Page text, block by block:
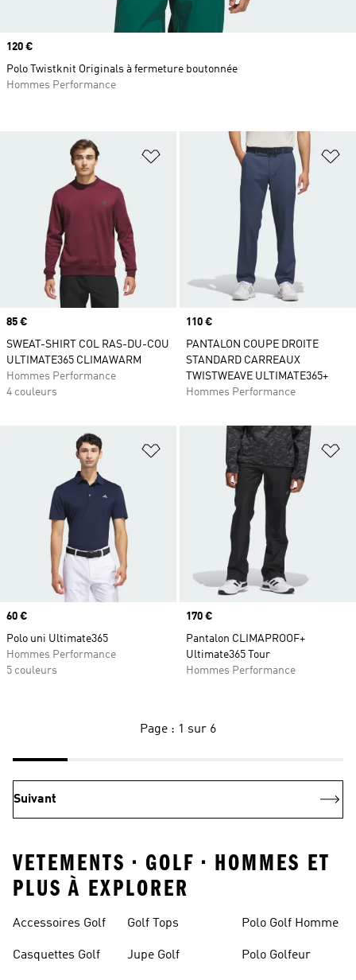
Ajouter à la Liste de produits
Prix
85 €
SWEAT-SHIRT COL RAS-DU-COU
ULTIMATE365 CLIMAWARM
Hommes Performance
4 couleurs
Prix
110 €
PANTALON COUPE DROITE
STANDARD CARREAUX
TWISTWEAVE ULTIMATE365+
Hommes Performance
Ajouter à la Liste de produits
Prix
60 €
Polo uni Ultimate365
Hommes Performance
5 couleurs
Prix
170 €
Pantalon CLIMAPROOF+
Ultimate365 Tour
Hommes Performance
Prix
120 €
Polo Twistknit Originals à fermeture boutonnée
Hommes Performance
Page : 1 sur 6
Suivant
VETEMENTS • GOLF • HOMMES ET
PLUS À EXPLORER
Accessoires Golf
Casquettes Golf
Golf Tops
Jupe Golf
Polo Golf Homme
Polo Golfeur